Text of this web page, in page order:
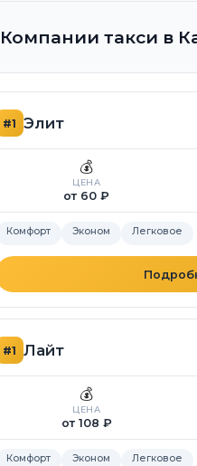
Компании такси в
#1 Элит
💰
ЦЕНА
от 60 ₽
Комфорт Эконом Легковое
#1 Лайт
💰
ЦЕНА
от 108 ₽
Комфорт Эконом Легковое